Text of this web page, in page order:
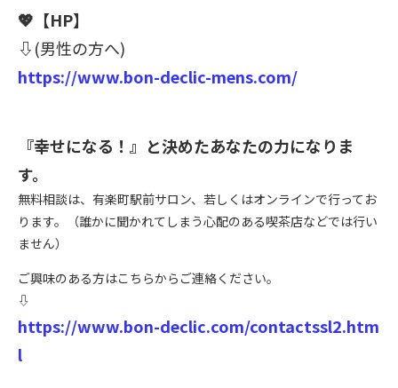
💖 【HP】
⇩(男性の方へ)
https://www.bon-declic-mens.com/
『幸せになる！』と決めたあなたの力になりま
す。
無料相談は、有楽町駅前サロン、若しくはオンラインで行ってお
ります。（誰かに聞かれてしまう心配のある喫茶店などでは行い
ません）
ご興味のある方はこちらからご連絡ください。
⇩
https://www.bon-declic.com/contactssl2.htm
l